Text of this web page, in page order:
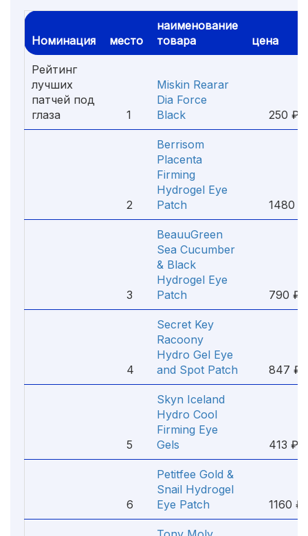
Номинация место
наименование
товара
цена
Рейтинг
лучших
патчей под
глаза
1
Miskin Rearar
Dia Force
Black
250 ₽
2
Berrisom
Placenta
Firming
Hydrogel Eye
Patch
1480 ₽
3
BeauuGreen
Sea Cucumber
& Black
Hydrogel Eye
Patch
790 ₽
4
Secret Key
Racoony
Hydro Gel Eye
and Spot Patch
847 ₽
5
Skyn Iceland
Hydro Cool
Firming Eye
Gels
413 ₽
6
Petitfee Gold &
Snail Hydrogel
Eye Patch
1160 ₽